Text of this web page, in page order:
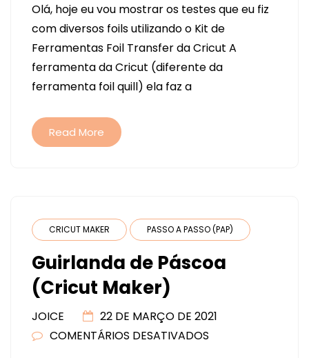
FERRAMENTA
FOIL
CRICUT
E
Olá, hoje eu vou mostrar os testes que eu fiz
com diversos foils utilizando o Kit de
Ferramentas Foil Transfer da Cricut A
ferramenta da Cricut (diferente da
ferramenta foil quill) ela faz a
Read More
CRICUT MAKER PASSO A PASSO (PAP)
Guirlanda de Páscoa
(Cricut Maker)
JOICE
22 DE MARÇO DE 2021
COMENTÁRIOS DESATIVADOS